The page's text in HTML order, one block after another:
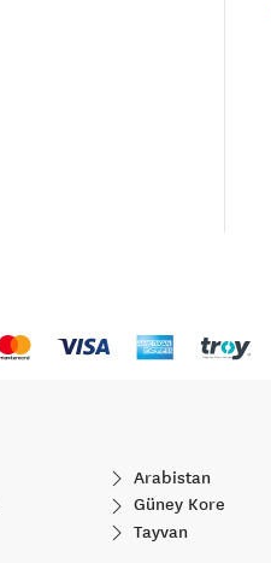
Arabistan
Güney Kore
Tayvan